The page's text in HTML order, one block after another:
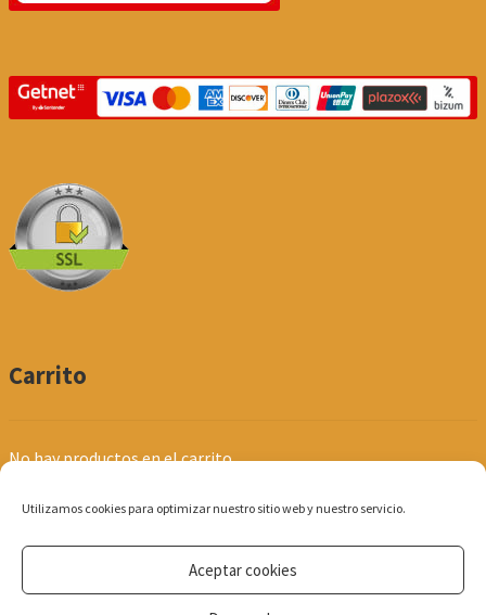
Utilizamos cookies para optimizar nuestro sitio web y nuestro servicio.
Aceptar cookies
Carrito
No hay productos en el carrito.
© Produpel | Productos de Peluquería y Estética 2026